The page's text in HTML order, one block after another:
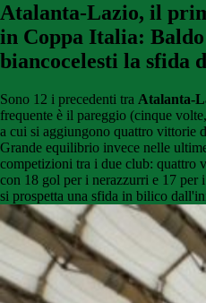
Atalanta-Lazio, il
in Coppa Italia:
biancocelesti la sfida
Sono 12 i precedenti tra Atalanta-
frequente è il pareggio (cinque
a cui si aggiungono quattro vittorie
Grande equilibrio invece nelle
competizioni tra i due club: quattro
con 18 gol per i nerazzurri e 17 per
si prospetta una sfida in bilico